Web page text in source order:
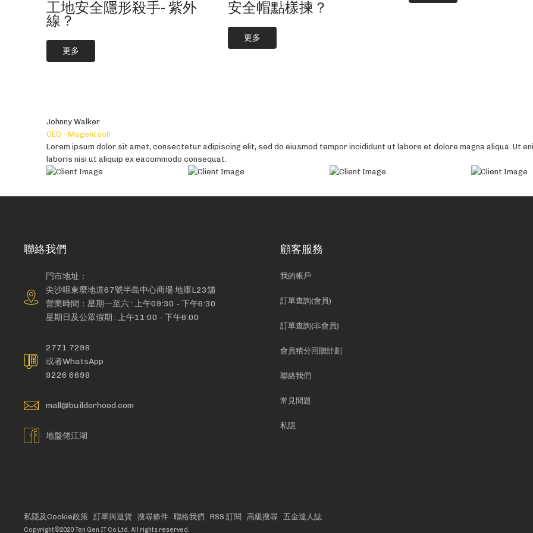
工地安全隱形殺手- 紫外
線？
更多
安全帽點樣揀？
更多
Johnny Walker
CEO - Magentech
Lorem ipsum dolor sit amet, consectetur adipiscing elit, sed do eiusmod tempor incididunt ut labore et dolore magna aliqua. Ut
laboris nisi ut aliquip ex eacommodo consequat.
David Land
Marketing - Magentech
Consectetur adipiscing elit, lorem ipsum dolor sit amet, sed do eiusmod tempor incididunt ut labore et dolore magna aliqua. Quis
laboris nisi ut aliquip ex eacommodo consequat.
Jonny Johanson
Designer - Magentech
Aliquip ex eacommodo consequat lorem ipsum dolor sit amet, consectetur adipiscing elit. Ut enim ad minim veniam, sed do
nostrud exer citation ullamco laboris nisi ut.
Anna Johanson
Tester - Magentech
Ut enim ad minim veniam, quis nostrud exer citation ullamco laboris nisi ut aliquip ex eacommodo consequat. Lorem ipsum dolor
incididunt ut labore et dolore magna aliqua.
Micheal Echo
Founder - Magentech
Lorem ipsum dolor sit amet, consectetur adipiscing elit, sed do eiusmod tempor incididunt ut labore et dolore magna aliqua. Ut
laboris nisi ut aliquip ex eacommodo consequat.
Danny Walker
CEO - Magentech
Consectetur adipiscing elit, lorem ipsum dolor sit amet, sed do eiusmod tempor incididunt ut labore et dolore magna aliqua. Quis
laboris nisi ut aliquip ex eacommodo consequat.
Walker Dump
HCNS - Magentech
Labore et dolore magna aliqua. Ut enim ad minim veniam, quis nostrud exer citation ullamco .Lorem ipsum dolor sit amet,
laboris nisi ut aliquip ex eacommodo consequat.
聯絡我們
門市地址：
尖沙咀東麼地道67號半島中心商場 地庫L23舖
營業時間：星期一至六 : 上午09:30 - 下午6:30
星期日及公眾假期 : 上午11:00 - 下午6:00
2771 7298
或者WhatsApp
9226 6698
mall@builderhood.com
地盤佬江湖
顧客服務
我的帳戶
訂單查詢(會員)
訂單查詢(非會員)
會員積分回贈計劃
聯絡我們
常見問題
私隱
私隱及Cookie政策 訂單與退貨 搜尋條件 聯絡我們 RSS 訂閱 高級搜尋 五金達人誌
Copyright©2020 Ten Gen IT Co Ltd. All rights reserved.